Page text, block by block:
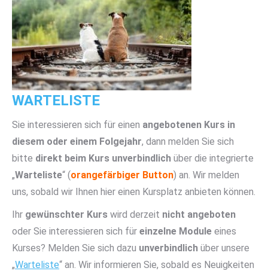
WARTELISTE
Sie interessieren sich für einen angebotenen Kurs in
diesem oder einem Folgejahr, dann melden Sie sich
bitte direkt beim Kurs unverbindlich über die integrierte
„Warteliste“ (orangefärbiger Button) an. Wir melden
uns, sobald wir Ihnen hier einen Kursplatz anbieten können.
Ihr gewünschter Kurs wird derzeit nicht angeboten
oder Sie interessieren sich für einzelne Module eines
Kurses? Melden Sie sich dazu unverbindlich über unsere
„Warteliste“ an. Wir informieren Sie, sobald es Neuigkeiten